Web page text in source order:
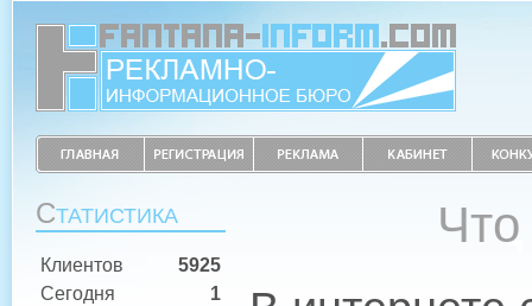
СТАТИСТИКА
Клиентов
5925
Сегодня
1
Что